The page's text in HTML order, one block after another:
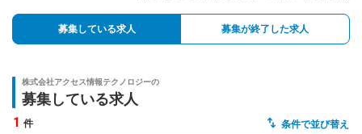
知りたい・聞きたい
専門サイト
募集している求人 募集が終了した求人
株式会社アクセス情報テクノロジーの
募集している求人
1 件 条件で並び替え